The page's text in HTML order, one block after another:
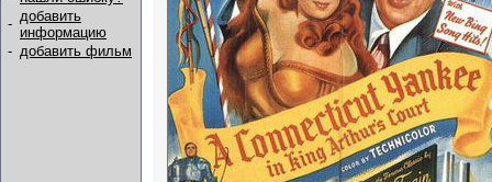
- добавить
информацию
- добавить фильм